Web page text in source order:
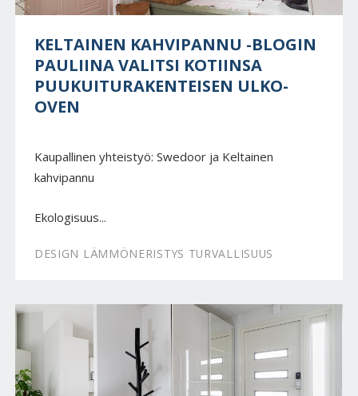
KELTAINEN KAHVIPANNU -BLOGIN
PAULIINA VALITSI KOTIINSA
PUUKUITURAKENTEISEN ULKO-
OVEN
Kaupallinen yhteistyö: Swedoor ja Keltainen
kahvipannu
Ekologisuus...
DESIGN LÄMMÖNERISTYS TURVALLISUUS